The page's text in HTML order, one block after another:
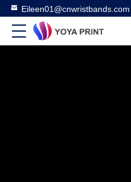
Eileen01@cnwristbands.com